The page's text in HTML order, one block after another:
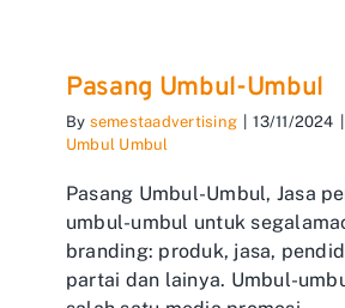
Pasang Umbul-Umbul
By semestaadvertising 13/11/2024
Umbul Umbul
Pasang Umbul-Umbul, Jasa
umbul-umbul untuk
branding: produk, jasa,
partai dan lainya. Umbul-